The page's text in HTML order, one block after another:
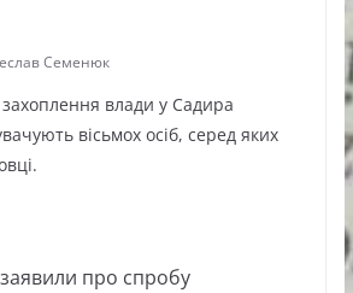
Семенюк
влади у Садира
вісьмох осіб, серед яких
про спробу